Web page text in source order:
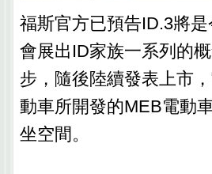
福斯官方已預告ID.3將
會展出ID家族一系列的
步，隨後陸續發表上市
動車所開發的MEB電動
坐空間。